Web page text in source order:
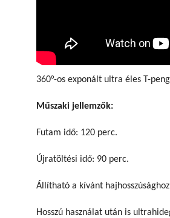
360°-os exponált ultra éles T-
Műszaki jellemzők:
Futam idő: 120 perc.
Újratöltési idő: 90 perc.
Állítható a kívánt
Hosszú használat után is